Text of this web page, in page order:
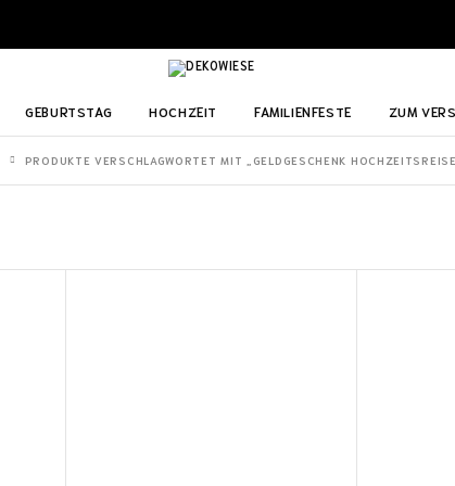
GEBURTSTAG HOCHZEIT FAMILIENFESTE ZUM
PRODUKTE VERSCHLAGWORTET MIT „GELDGESCHENK